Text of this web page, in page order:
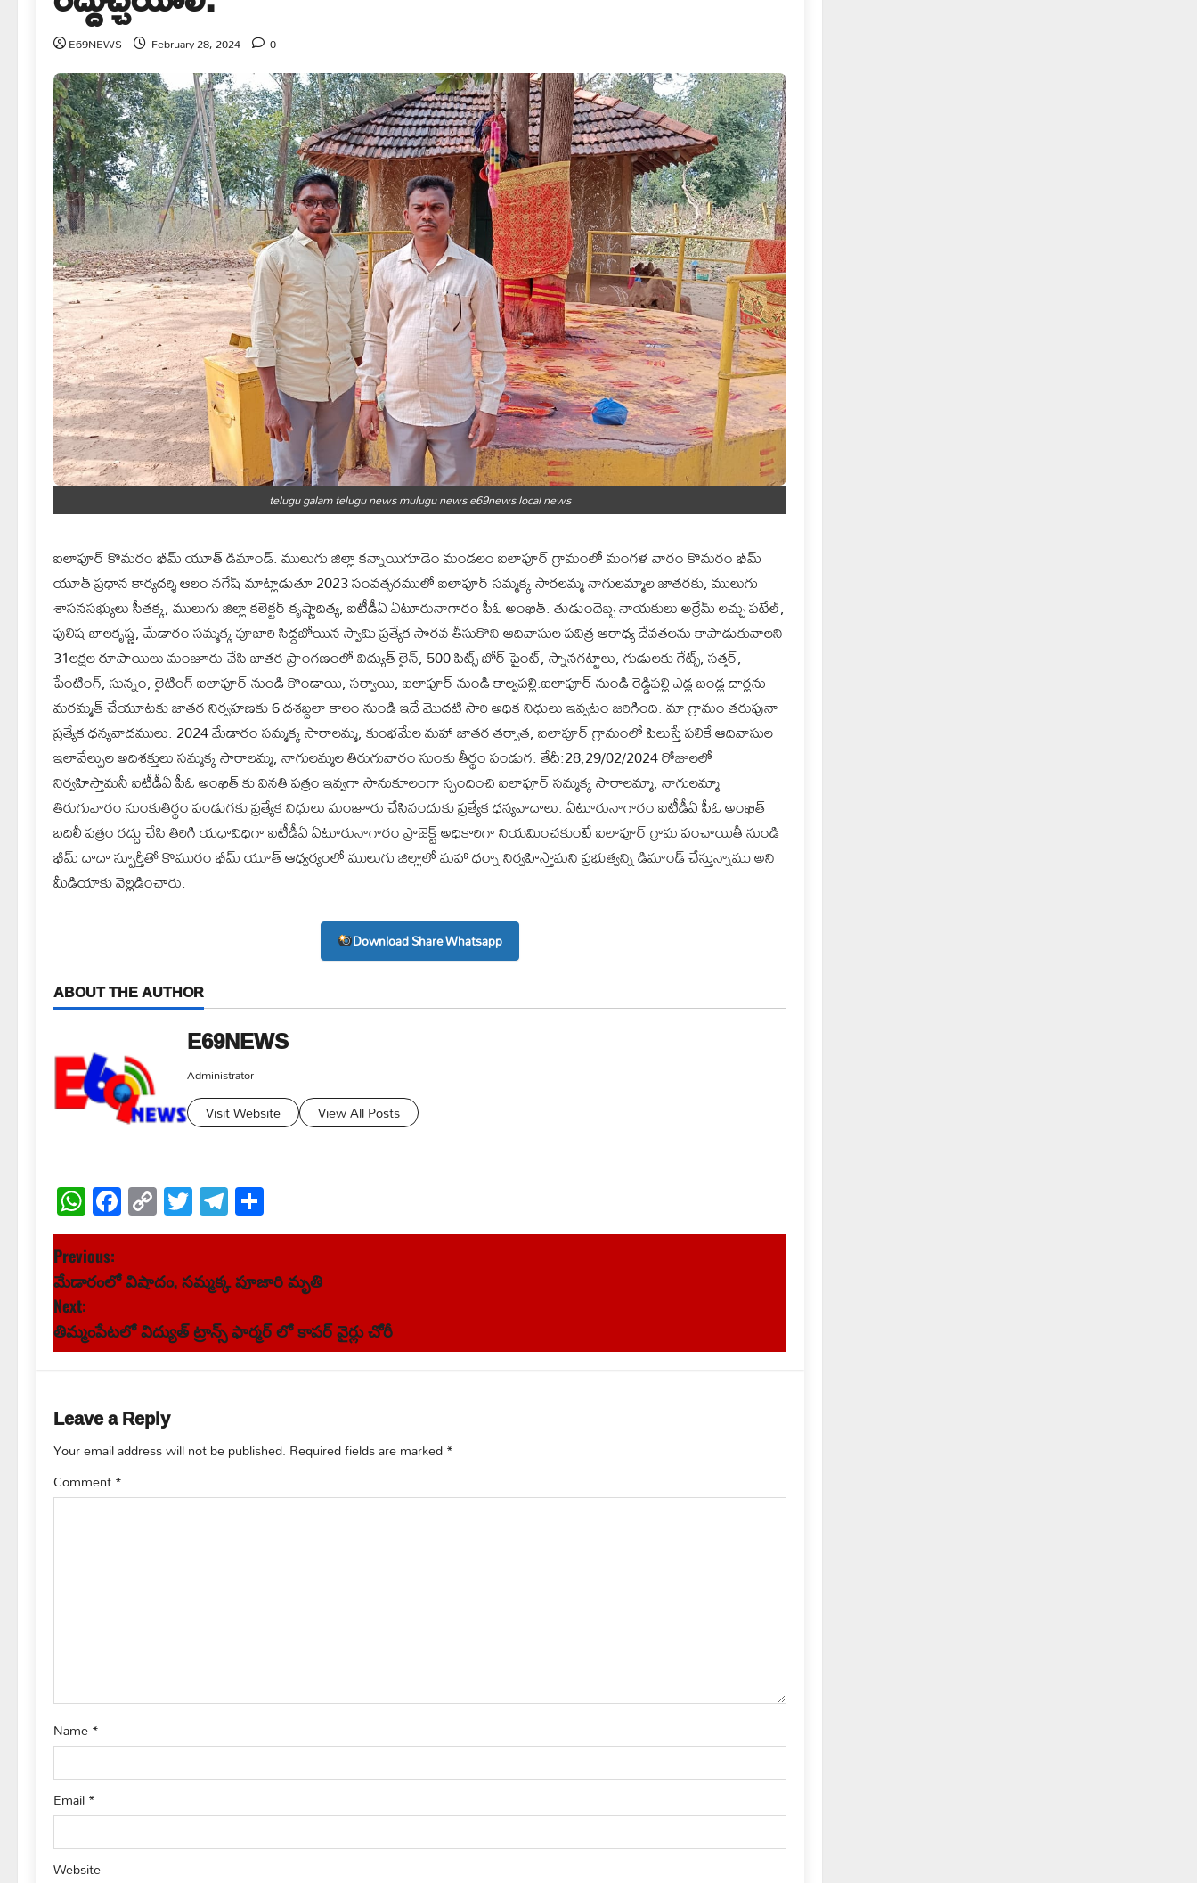
E69NEWS February 28, 2024 0
telugu galam telugu news mulugu news e69news local news
ఐలాపూర్ కొమరం భీమ్ యూత్ డిమాండ్. ములుగు జిల్లా కన్నాయిగూడెం మండలం ఐలాపూర్ గ్రామంలో మంగళ వారం కొమరం భీమ్
యూత్ ప్రధాన కార్యదర్శి ఆలం నగేష్ మాట్లాడుతూ 2023 సంవత్సరములో ఐలాపూర్ సమ్మక్క సారలమ్మ నాగులమ్మాల జాతరకు, ములుగు
శాసనసభ్యులు సీతక్క, ములుగు జిల్లా కలెక్టర్ కృష్ణాదిత్య, ఐటీడీఏ ఏటూరునాగారం పీఓ అంఖిత్. తుడుందెబ్బ నాయకులు అర్రేమ్ లచ్చు పటేల్,
పులిష బాలకృష్ణ, మేడారం సమ్మక్క పూజారి సిద్దబోయిన స్వామి ప్రత్యేక సొరవ తీసుకొని ఆదివాసుల పవిత్ర ఆరాధ్య దేవతలను కాపాడుకువాలని
31లక్షల రూపాయిలు మంజూరు చేసి జాతర ప్రాంగణంలో విద్యుత్ లైన్, 500 పిట్స్ బోర్ పైంట్, స్నానగట్టాలు, గుడులకు గేట్స్, సత్తర్,
పేంటింగ్, సున్నం, లైటింగ్ ఐలాపూర్ నుండి కొండాయి, సర్వాయి, ఐలాపూర్ నుండి కాల్వపల్లి.ఐలాపూర్ నుండి రెడ్డిపల్లి ఎడ్ల బండ్ల దార్లను
మరమ్మత్ చేయూటకు జాతర నిర్వహణకు 6 దశబ్దలా కాలం నుండి ఇదే మొదటి సారి అధిక నిధులు ఇవ్వటం జరిగింది. మా గ్రామం తరుపునా
ప్రత్యేక ధన్యవాదములు. 2024 మేడారం సమ్మక్క సారాలమ్మ, కుంభమేల మహా జాతర తర్వాత, ఐలాపూర్ గ్రామంలో పిలుస్తే పలికే ఆదివాసుల
ఇలావేల్పుల అదిశక్తులు సమ్మక్క సారాలమ్మ, నాగులమ్మల తిరుగువారం సుంకు తీర్థం పండుగ. తేదీ:28,29/02/2024 రోజులలో
నిర్వహిస్తామనీ ఐటీడీఏ పీఓ అంఖిత్ కు వినతి పత్రం ఇవ్వగా సానుకూలంగా స్పందించి ఐలాపూర్ సమ్మక్క సారాలమ్మా, నాగులమ్మా
తిరుగువారం సుంకుతిర్థం పండుగకు ప్రత్యేక నిధులు మంజూరు చేసినందుకు ప్రత్యేక ధన్యవాదాలు. ఏటూరునాగారం ఐటీడీఏ పీఓ అంఖిత్
బదిలీ పత్రం రద్దు చేసి తిరిగి యధావిధిగా ఐటీడీఏ ఏటూరునాగారం ప్రాజెక్ట్ అధికారిగా నియమించకుంటే ఐలాపూర్ గ్రామ పంచాయితీ నుండి
భీమ్ దాదా స్పూర్తీతో కొమురం భీమ్ యూత్ ఆధ్వర్యంలో ములుగు జిల్లాలో మహా ధర్నా నిర్వహిస్తామని ప్రభుత్వన్ని డిమాండ్ చేస్తున్నాము అని
మీడియాకు వెల్లడించారు.
Download Share Whatsapp
ABOUT THE AUTHOR
E69NEWS
Administrator
Visit Website View All Posts
WhatsApp
Facebook
Copy
Link
TwitterTelegram
P
o
s
n
a
v
o
n
Previous:
మేడారంలో విషాదం, సమ్మక్క పూజారి మృతి
Next:
తిమ్మంపేటలో విద్యుత్ ట్రాన్స్ ఫార్మర్ లో కాపర్ వైర్లు చోరీ
Leave a Reply
Your email address will not be published. Required fields are marked*
Comment*
Name*
Email*
Website